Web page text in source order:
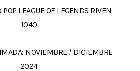
POP LEAGUE OF LEGENDS RIVEN
1040
NOVIEMBRE / DICIEMBRE
2024